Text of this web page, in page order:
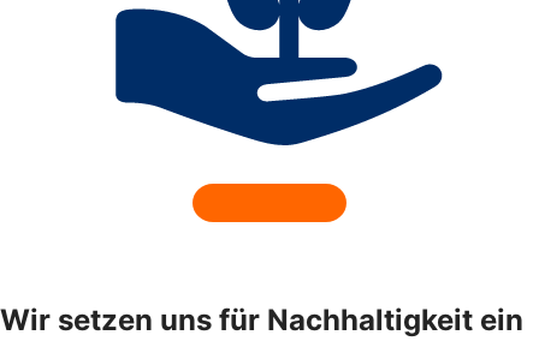
Wir setzen uns für Nachhaltigkeit ein